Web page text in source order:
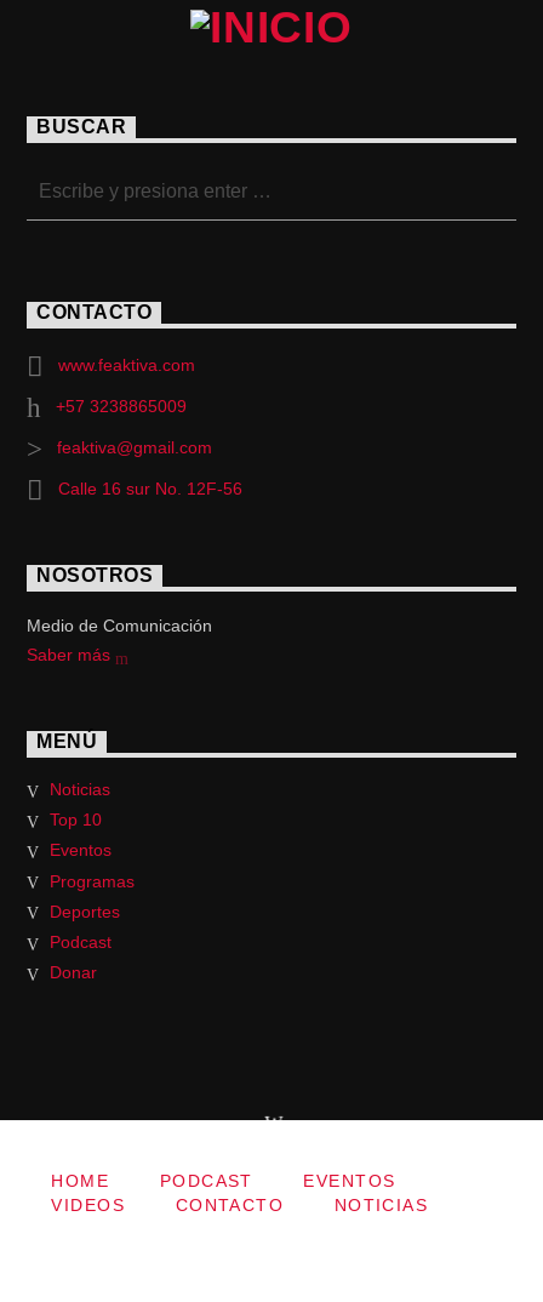
BUSCAR
CONTACTO
www.feaktiva.com
+57 3238865009
feaktiva@gmail.com
Calle 16 sur No. 12F-56
NOSOTROS
Medio de Comunicación
Saber más
MENÚ
Noticias
Top 10
Eventos
Programas
Deportes
Podcast
Donar
HOME PODCAST
EVENTOS
VIDEOS
CONTACTO NOTICIAS